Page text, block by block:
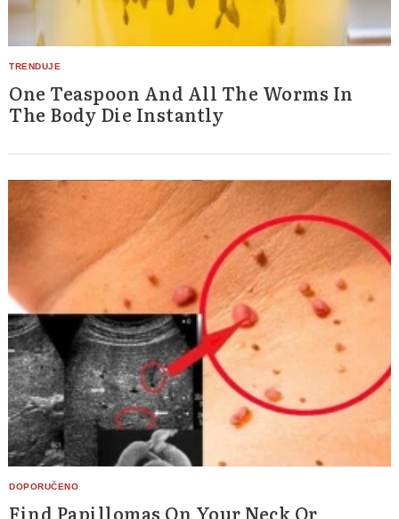
One Teaspoon And All The Worms In
The Body Die Instantly
Find Papillomas On Your Neck Or